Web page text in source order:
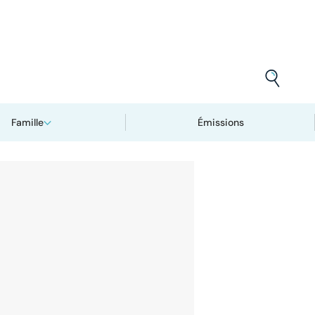
Famille Émissions